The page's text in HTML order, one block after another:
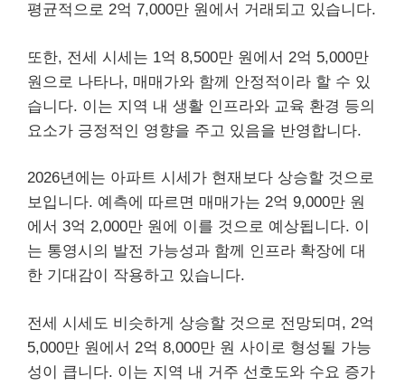
평균적으로 2억 7,000만 원에서 거래되고 있습니다.
또한, 전세 시세는 1억 8,500만 원에서 2억 5,000만
원으로 나타나, 매매가와 함께 안정적이라 할 수 있
습니다. 이는 지역 내 생활 인프라와 교육 환경 등의
요소가 긍정적인 영향을 주고 있음을 반영합니다.
2026년에는 아파트 시세가 현재보다 상승할 것으로
보입니다. 예측에 따르면 매매가는 2억 9,000만 원
에서 3억 2,000만 원에 이를 것으로 예상됩니다. 이
는 통영시의 발전 가능성과 함께 인프라 확장에 대
한 기대감이 작용하고 있습니다.
전세 시세도 비슷하게 상승할 것으로 전망되며, 2억
5,000만 원에서 2억 8,000만 원 사이로 형성될 가능
성이 큽니다. 이는 지역 내 거주 선호도와 수요 증가